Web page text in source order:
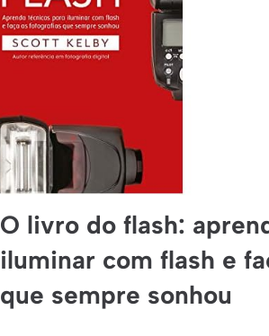
O livro do flash:
iluminar com flash e
que sempre sonhou